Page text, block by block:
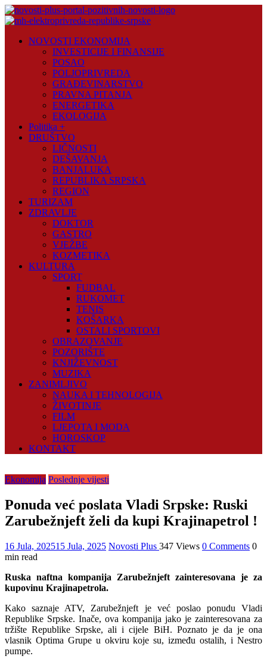
Skip
to
Plus
NOVOSTI EKONOMIJA
INVESTICIJE I FINANSIJE
POSAO
POLJOPRIVREDA
GRAĐEVINARSTVO
PRAVNA PITANJA
ENERGETIKA
EKOLOGIJA
Politika +
DRUŠTVO
LIČNOSTI
DEŠAVANJA
BANJALUKA
REPUBLIKA SRPSKA
REGION
TURIZAM
ZDRAVLJE
DOKTOR
GASTRO
VJEŽBE
KOZMETIKA
KULTURA
SPORT
FUDBAL
RUKOMET
TENIS
KOŠARKA
OSTALI SPORTOVI
OBRAZOVANJE
POZORIŠTE
KNJIŽEVNOST
MUZIKA
ZANIMLJIVO
NAUKA I TEHNOLOGIJA
ŽIVOTINJE
FILM
LJEPOTA I MODA
HOROSKOP
KONTAKT
Ekonomija Poslednje vijesti
Ponuda već poslata Vladi Srpske: Ruski
Zarubežnjeft želi da kupi Krajinapetrol !
16 Jula, 202515 Jula, 2025 Novosti Plus 347 Views 0 Comments 0
min read
Ruska naftna kompanija Zarubežnjeft zainteresovana je za
kupovinu Krajinapetrola.
Kako saznaje ATV, Zarubežnjeft je već poslao ponudu Vladi
Republike Srpske. Inače, ova kompanija jako je zainteresovana za
tržište Republike Srpske, ali i cijele BiH. Poznato je da je ona
vlasnik Optima Grupe u okviru koje su, između ostalih, i Nestro
pumpe.